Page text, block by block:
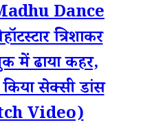
Dance
त्रिशाकर
में ढाया कहर,
किया सेक्सी डांस
Video)